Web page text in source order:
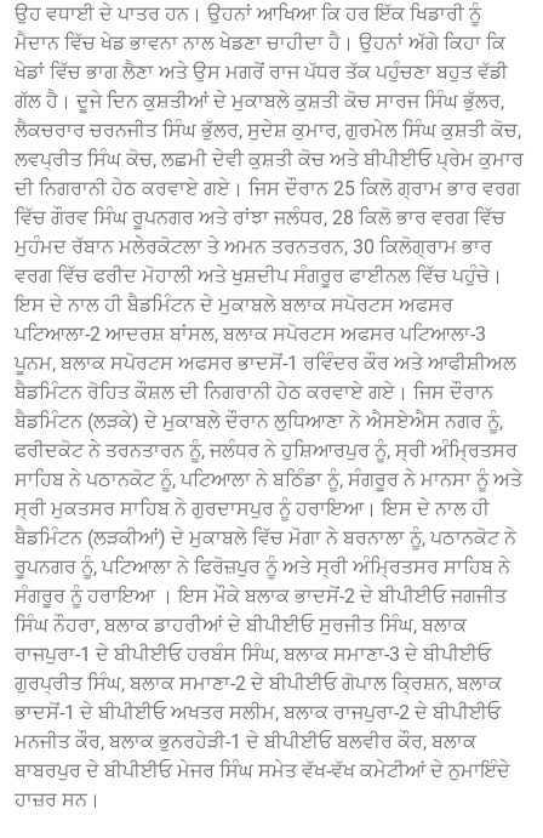
ਉਹ ਵਧਾਈ ਦੇ ਪਾਤਰ ਹਨ। ਉਹਨਾਂ ਆਖਿਆ ਕਿ ਹਰ ਇੱਕ ਖਿਡਾਰੀ ਨੂੰ
ਮੈਦਾਨ ਵਿੱਚ ਖੇਡ ਭਾਵਨਾ ਨਾਲ ਖੇਡਣਾ ਚਾਹੀਦਾ ਹੈ। ਉਹਨਾਂ ਅੱਗੇ ਕਿਹਾ ਕਿ
ਖੇਡਾਂ ਵਿੱਚ ਭਾਗ ਲੈਣਾ ਅਤੇ ਉਸ ਮਗਰੋਂ ਰਾਜ ਪੱਧਰ ਤੱਕ ਪਹੁੰਚਣਾ ਬਹੁਤ ਵੱਡੀ
ਗੱਲ ਹੈ। ਦੂਜੇ ਦਿਨ ਕੁਸ਼ਤੀਆਂ ਦੇ ਮੁਕਾਬਲੇ ਕੁਸ਼ਤੀ ਕੋਚ ਸਾਰਜ ਸਿੰਘ ਭੁੱਲਰ,
ਲੈਕਚਰਾਰ ਚਰਨਜੀਤ ਸਿੰਘ ਭੁੱਲਰ, ਸੁਦੇਸ਼ ਕੁਮਾਰ, ਗੁਰਮੇਲ ਸਿੰਘ ਕੁਸ਼ਤੀ ਕੋਚ,
ਲਵਪ੍ਰੀਤ ਸਿੰਘ ਕੋਚ, ਲਛਮੀ ਦੇਵੀ ਕੁਸ਼ਤੀ ਕੋਚ ਅਤੇ ਬੀਪੀਈਓ ਪ੍ਰੇਮ ਕੁਮਾਰ
ਦੀ ਨਿਗਰਾਨੀ ਹੇਠ ਕਰਵਾਏ ਗਏ। ਜਿਸ ਦੌਰਾਨ 25 ਕਿਲੋ ਗ੍ਰਾਮ ਭਾਰ ਵਰਗ
ਵਿੱਚ ਗੌਰਵ ਸਿੰਘ ਰੂਪਨਗਰ ਅਤੇ ਰਾਂਝਾ ਜਲੰਧਰ, 28 ਕਿਲੋ ਭਾਰ ਵਰਗ ਵਿੱਚ
ਮੁਹੰਮਦ ਰੱਬਾਨ ਮਲੇਰਕੋਟਲਾ ਤੇ ਅਮਨ ਤਰਨਤਰਨ, 30 ਕਿਲੋਗ੍ਰਾਮ ਭਾਰ
ਵਰਗ ਵਿੱਚ ਫਰੀਦ ਮੋਹਾਲੀ ਅਤੇ ਖੁਸ਼ਦੀਪ ਸੰਗਰੂਰ ਫਾਈਨਲ ਵਿੱਚ ਪਹੁੰਚੇ।
ਇਸ ਦੇ ਨਾਲ ਹੀ ਬੈਡਮਿੰਟਨ ਦੇ ਮੁਕਾਬਲੇ ਬਲਾਕ ਸਪੋਰਟਸ ਅਫਸਰ
ਪਟਿਆਲਾ-2 ਆਦਰਸ਼ ਬਾਂਸਲ, ਬਲਾਕ ਸਪੋਰਟਸ ਅਫਸਰ ਪਟਿਆਲਾ-3
ਪੂਨਮ, ਬਲਾਕ ਸਪੋਰਟਸ ਅਫਸਰ ਭਾਦਸੋਂ-1 ਰਵਿੰਦਰ ਕੌਰ ਅਤੇ ਆਫੀਸ਼ੀਅਲ
ਬੈਡਮਿੰਟਨ ਰੋਹਿਤ ਕੌਸ਼ਲ ਦੀ ਨਿਗਰਾਨੀ ਹੇਠ ਕਰਵਾਏ ਗਏ। ਜਿਸ ਦੌਰਾਨ
ਬੈਡਮਿੰਟਨ (ਲੜਕੇ) ਦੇ ਮੁਕਾਬਲੇ ਦੌਰਾਨ ਲੁਧਿਆਣਾ ਨੇ ਐਸਏਐਸ ਨਗਰ ਨੂੰ,
ਫਰੀਦਕੋਟ ਨੇ ਤਰਨਤਾਰਨ ਨੂੰ, ਜਲੰਧਰ ਨੇ ਹੁਸ਼ਿਆਰਪੁਰ ਨੂੰ, ਸ੍ਰੀ ਅੰਮ੍ਰਿਤਸਰ
ਸਾਹਿਬ ਨੇ ਪਠਾਨਕੋਟ ਨੂੰ, ਪਟਿਆਲਾ ਨੇ ਬਠਿੰਡਾ ਨੂੰ, ਸੰਗਰੂਰ ਨੇ ਮਾਨਸਾ ਨੂੰ ਅਤੇ
ਸ੍ਰੀ ਮੁਕਤਸਰ ਸਾਹਿਬ ਨੇ ਗੁਰਦਾਸਪੁਰ ਨੂੰ ਹਰਾਇਆ। ਇਸ ਦੇ ਨਾਲ ਹੀ
ਬੈਡਮਿੰਟਨ (ਲੜਕੀਆਂ) ਦੇ ਮੁਕਾਬਲੇ ਵਿੱਚ ਮੋਗਾ ਨੇ ਬਰਨਾਲਾ ਨੂੰ, ਪਠਾਨਕੋਟ ਨੇ
ਰੂਪਨਗਰ ਨੂੰ, ਪਟਿਆਲਾ ਨੇ ਫਿਰੋਜ਼ਪੁਰ ਨੂੰ ਅਤੇ ਸ੍ਰੀ ਅੰਮ੍ਰਿਤਸਰ ਸਾਹਿਬ ਨੇ
ਸੰਗਰੂਰ ਨੂੰ ਹਰਾਇਆ । ਇਸ ਮੌਕੇ ਬਲਾਕ ਭਾਦਸੋਂ-2 ਦੇ ਬੀਪੀਈਓ ਜਗਜੀਤ
ਸਿੰਘ ਨੌਹਰਾ, ਬਲਾਕ ਡਾਹਰੀਆਂ ਦੇ ਬੀਪੀਈਓ ਸੁਰਜੀਤ ਸਿੰਘ, ਬਲਾਕ
ਰਾਜਪੁਰਾ-1 ਦੇ ਬੀਪੀਈਓ ਹਰਬੰਸ ਸਿੰਘ, ਬਲਾਕ ਸਮਾਣਾ-3 ਦੇ ਬੀਪੀਈਓ
ਗੁਰਪ੍ਰੀਤ ਸਿੰਘ, ਬਲਾਕ ਸਮਾਣਾ-2 ਦੇ ਬੀਪੀਈਓ ਗੋਪਾਲ ਕ੍ਰਿਸ਼ਨ, ਬਲਾਕ
ਭਾਦਸੋਂ-1 ਦੇ ਬੀਪੀਈਓ ਅਖਤਰ ਸਲੀਮ, ਬਲਾਕ ਰਾਜਪੁਰਾ-2 ਦੇ ਬੀਪੀਈਓ
ਮਨਜੀਤ ਕੌਰ, ਬਲਾਕ ਭੁਨਰਹੇੜੀ-1 ਦੇ ਬੀਪੀਈਓ ਬਲਵੀਰ ਕੌਰ, ਬਲਾਕ
ਬਾਬਰਪੁਰ ਦੇ ਬੀਪੀਈਓ ਮੇਜਰ ਸਿੰਘ ਸਮੇਤ ਵੱਖ-ਵੱਖ ਕਮੇਟੀਆਂ ਦੇ ਨੁਮਾਇੰਦੇ
ਹਾਜ਼ਰ ਸਨ।